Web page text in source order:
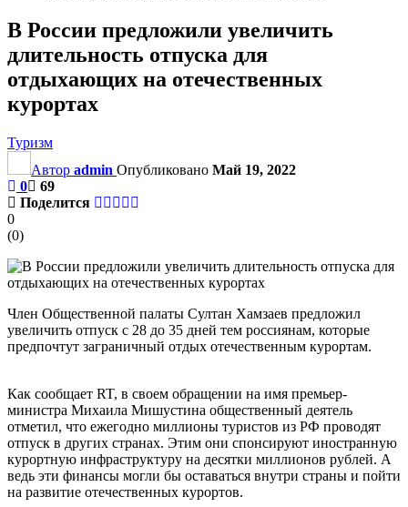
В России предложили увеличить
длительность отпуска для
отдыхающих на отечественных
курортах
Туризм
Автор admin Опубликовано Май 19, 2022
0
69
Поделится
0
(0)
Член Общественной палаты Султан Хамзаев предложил
увеличить отпуск с 28 до 35 дней тем россиянам, которые
предпочтут заграничный отдых отечественным курортам.
Как сообщает RT, в своем обращении на имя премьер-
министра Михаила Мишустина общественный деятель
отметил, что ежегодно миллионы туристов из РФ проводят
отпуск в других странах. Этим они спонсируют иностранную
курортную инфраструктуру на десятки миллионов рублей. А
ведь эти финансы могли бы оставаться внутри страны и пойти
на развитие отечественных курортов.